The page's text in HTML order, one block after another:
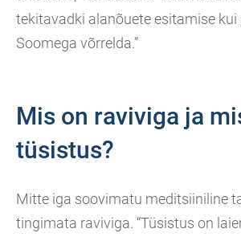
tekitavadki alanõuete esitamise
Soomega võrrelda.”
Mis on raviviga ja
tüsistus?
Mitte iga soovimatu meditsiiniline
tingimata raviviga. “Tüsistus on